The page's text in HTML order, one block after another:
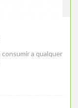
a qualquer